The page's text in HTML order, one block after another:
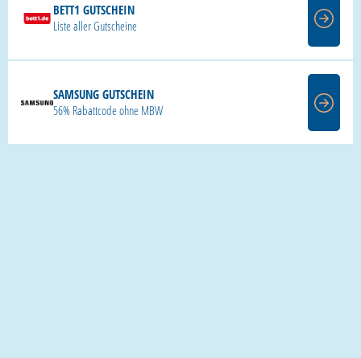
BETT1 GUTSCHEIN
Liste aller Gutscheine
SAMSUNG GUTSCHEIN
56% Rabattcode ohne MBW